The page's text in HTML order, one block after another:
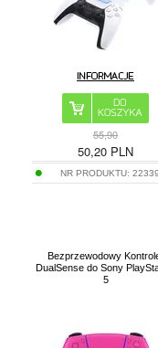
55,90
50,20 PLN
NR PRODUKTU:
Bezprzewodowy
DualSense do Sony
5